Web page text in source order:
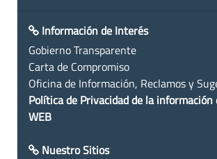
Información de Interés
Gobierno Transparente
Carta de Compromiso
Oficina de Información, Reclamos y
Política de Privacidad de la información
WEB
Nuestro Sitios